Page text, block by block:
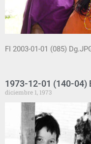
FI 2003-01-01 (085)
1973-12-01 (140-04)
diciembre 1, 1973